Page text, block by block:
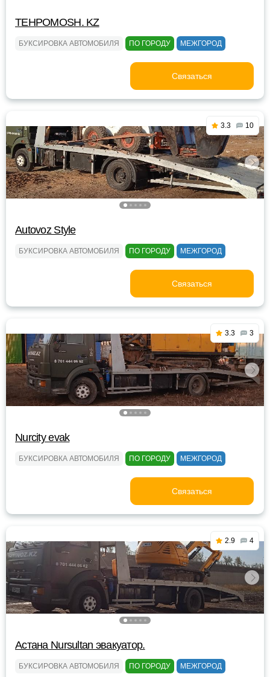
TEHPOMOSH. KZ
БУКСИРОВКА АВТОМОБИЛЯ ПО ГОРОДУ МЕЖГОРОД
Связаться
3.3 10
Autovoz Style
БУКСИРОВКА АВТОМОБИЛЯ ПО ГОРОДУ МЕЖГОРОД
Связаться
3.3 3
Nurcity evak
БУКСИРОВКА АВТОМОБИЛЯ ПО ГОРОДУ МЕЖГОРОД
Связаться
2.9 4
Астана Nursultan эвакуатор.
БУКСИРОВКА АВТОМОБИЛЯ ПО ГОРОДУ МЕЖГОРОД